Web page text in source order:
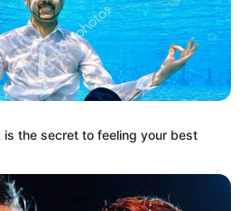
the secret to feeling your best